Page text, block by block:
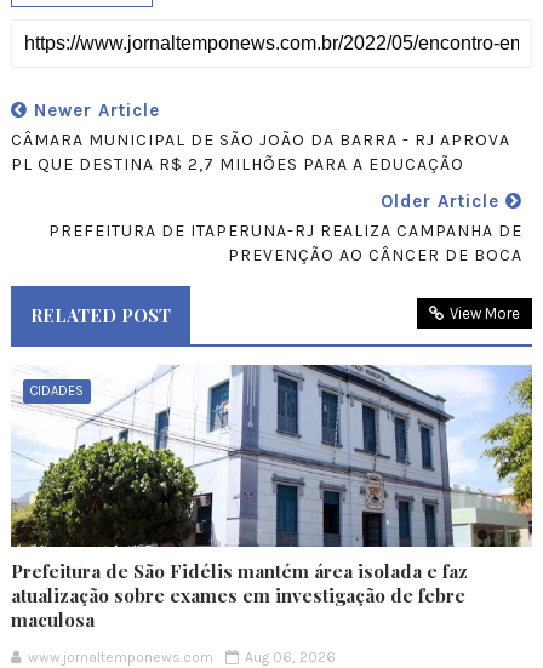
Newer Article
CÂMARA MUNICIPAL DE SÃO JOÃO DA BARRA - RJ APROVA
PL QUE DESTINA R$ 2,7 MILHÕES PARA A EDUCAÇÃO
Older Article
PREFEITURA DE ITAPERUNA-RJ REALIZA CAMPANHA DE
PREVENÇÃO AO CÂNCER DE BOCA
RELATED POST View More
CIDADES
Prefeitura de São Fidélis mantém área isolada e faz
atualização sobre exames em investigação de febre
maculosa
www.jornaltemponews.com Aug 06, 2026